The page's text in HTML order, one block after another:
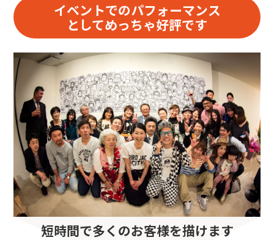
イベントでのパフォーマンス
としてめっちゃ好評です
短時間で多くのお客様を描けます